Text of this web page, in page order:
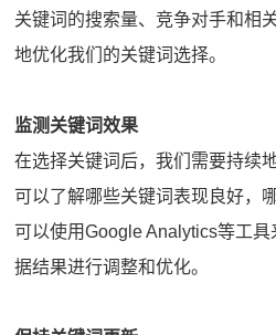
关键词的搜索量、竞争对手和相
地优化我们的关键词选择。
监测关键词效果
在选择关键词后，我们需要持续
可以了解哪些关键词表现良好，
可以使用Google Analytics等工
据结果进行调整和优化。